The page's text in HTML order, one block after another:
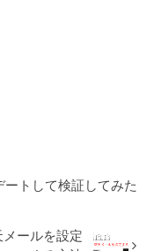
ートして検証してみた
メールを設定